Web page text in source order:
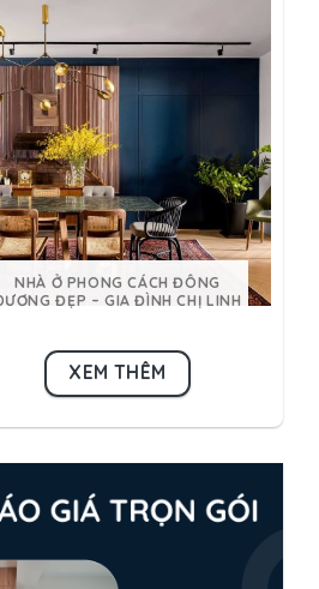
NHÀ Ở PHONG CÁCH ĐÔNG
ĐẸP – GIA ĐÌNH CHỊ LINH
XEM THÊM